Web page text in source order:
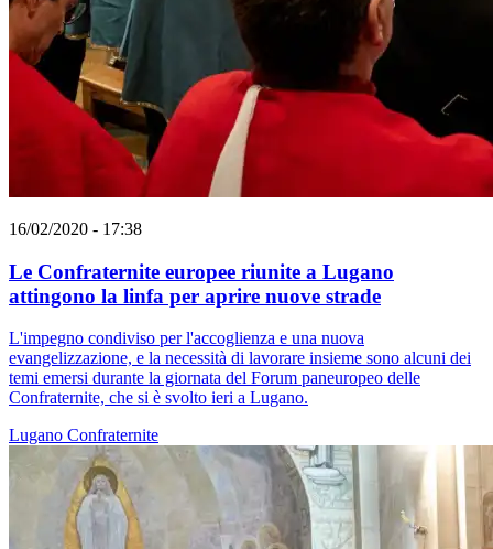
16/02/2020 - 17:38
Le Confraternite europee riunite a Lugano
attingono la linfa per aprire nuove strade
L'impegno condiviso per l'accoglienza e una nuova
evangelizzazione, e la necessità di lavorare insieme sono alcuni dei
temi emersi durante la giornata del Forum paneuropeo delle
Confraternite, che si è svolto ieri a Lugano.
Lugano Confraternite